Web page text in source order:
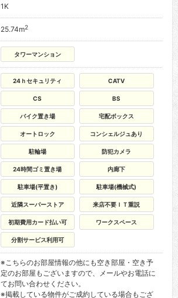
1K
25.74m2
タワーマンション
24ｈセキュリティ CATV
CS BS
バイク置き場 宅配ボックス
オートロック コンシェルジュあり
駐輪場 防犯カメラ
24時間ゴミ置き場 内廊下
駐車場(平置き) 駐車場(機械式)
近隣スーパーストア 来店不要ＩＴ重説
初期費用カード払い可 ワークスペース
分割サービス利用可
※こちらのお部屋情報の他にも空き部屋・空き予
定のお部屋もございますので、メールやお電話に
てお問い合わせください。
※掲載している物件がご成約している場合もござ